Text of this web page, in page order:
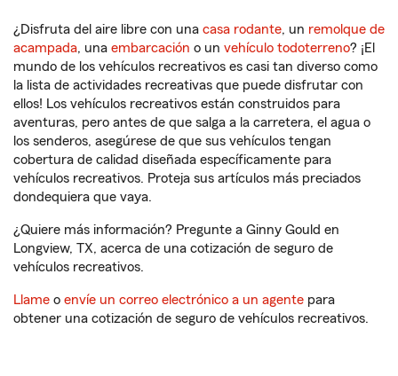
¿Disfruta del aire libre con una casa rodante, un remolque de
acampada, una embarcación o un vehículo todoterreno? ¡El
mundo de los vehículos recreativos es casi tan diverso como
la lista de actividades recreativas que puede disfrutar con
ellos! Los vehículos recreativos están construidos para
aventuras, pero antes de que salga a la carretera, el agua o
los senderos, asegúrese de que sus vehículos tengan
cobertura de calidad diseñada específicamente para
vehículos recreativos. Proteja sus artículos más preciados
dondequiera que vaya.
¿Quiere más información? Pregunte a Ginny Gould en
Longview, TX, acerca de una cotización de seguro de
vehículos recreativos.
Llame o envíe un correo electrónico a un agente para
obtener una cotización de seguro de vehículos recreativos.